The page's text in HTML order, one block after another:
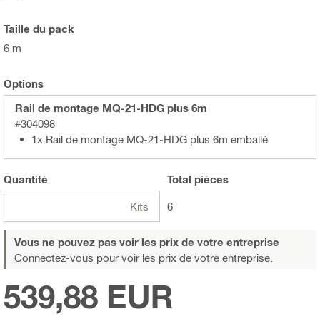
Taille du pack
6 m
Options
Rail de montage MQ-21-HDG plus 6m
#304098
1x Rail de montage MQ-21-HDG plus 6m emballé
Quantité
Kits
Total pièces
6
Vous ne pouvez pas voir les prix de votre entreprise
Connectez-vous pour voir les prix de votre entreprise.
539,88 EUR